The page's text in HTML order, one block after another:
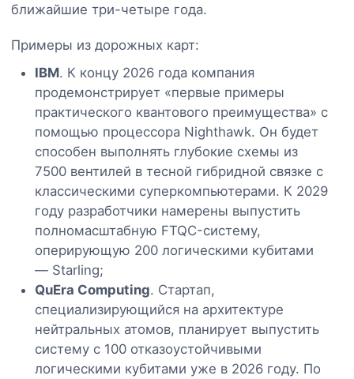
ближайшие три-четыре года.
Примеры из дорожных карт:
IBM. К концу 2026 года компания
продемонстрирует «первые примеры
практического квантового преимущества» с
помощью процессора Nighthawk. Он будет
способен выполнять глубокие схемы из
7500 вентилей в тесной гибридной связке с
классическими суперкомпьютерами. К 2029
году разработчики намерены выпустить
полномасштабную FTQC-систему,
оперирующую 200 логическими кубитами
— Starling;
QuEra Computing. Стартап,
специализирующийся на архитектуре
нейтральных атомов, планирует выпустить
систему с 100 отказоустойчивыми
логическими кубитами уже в 2026 году. По